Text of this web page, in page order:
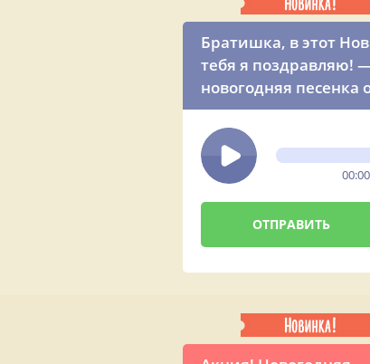
Братишка, в этот
тебя я поздравляю!
новогодняя песенка
00:00